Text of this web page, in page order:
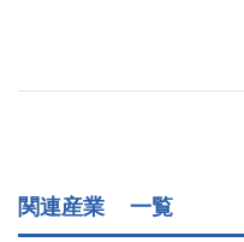
関連産業 一覧